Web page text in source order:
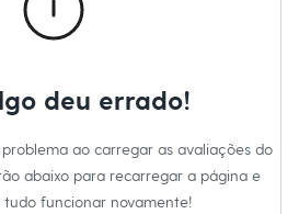
deu errado!
ao carregar as avaliações do
abaixo para recarregar a página e
tudo funcionar novamente!